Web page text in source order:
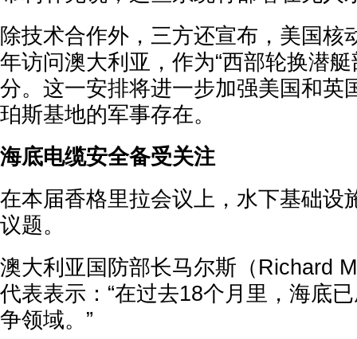
除技术合作外，三方还宣布，美国核
年访问澳大利亚，作为“西部轮换潜
分。这一安排将进一步加强美国和英
珀斯基地的军事存在。
海底电缆安全备受关注
在本届香格里拉会议上，水下基础设
议题。
澳大利亚国防部长马尔斯（Richard
代表表示：“在过去18个月里，海底
争领域。”